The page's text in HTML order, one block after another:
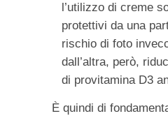
l’utilizzo di creme
protettivi da una
rischio di foto
dall’altra, però,
di provitamina D3
È quindi di